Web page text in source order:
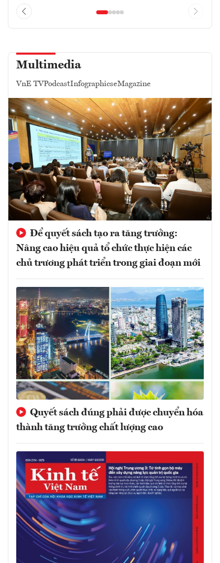
Multimedia
VnE TVPodcastInfographicseMagazine
Để quyết sách tạo ra tăng trưởng:
Nâng cao hiệu quả tổ chức thực hiện các
chủ trương phát triển trong giai đoạn mới
Quyết sách đúng phải được chuyển hóa
thành tăng trưởng chất lượng cao